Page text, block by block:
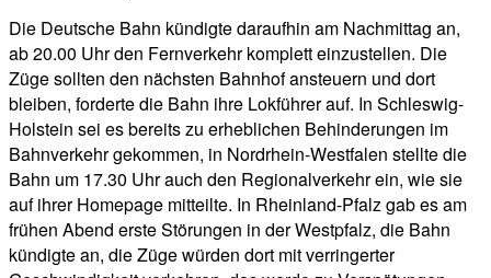
Die Deutsche Bahn kündigte daraufhin am Nachmittag an,
ab 20.00 Uhr den Fernverkehr komplett einzustellen. Die
Züge sollten den nächsten Bahnhof ansteuern und dort
bleiben, forderte die Bahn ihre Lokführer auf. In Schleswig-
Holstein sei es bereits zu erheblichen Behinderungen im
Bahnverkehr gekommen, in Nordrhein-Westfalen stellte die
Bahn um 17.30 Uhr auch den Regionalverkehr ein, wie sie
auf ihrer Homepage mitteilte. In Rheinland-Pfalz gab es am
frühen Abend erste Störungen in der Westpfalz, die Bahn
kündigte an, die Züge würden dort mit verringerter